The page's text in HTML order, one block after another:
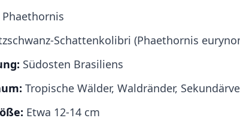
Phaethornis
Schattenkolibri (Phaethornis
Südosten Brasiliens
Tropische Wälder, Waldränder,
Etwa 12-14 cm